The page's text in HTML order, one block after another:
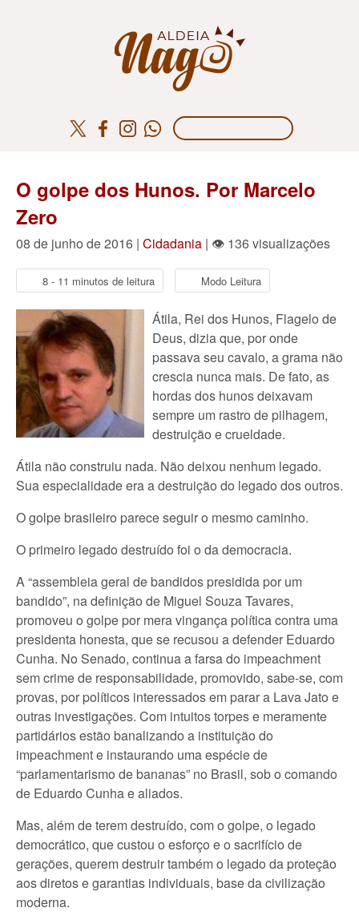
O golpe dos Hunos. Por Marcelo
Zero
08 de junho de 2016 | Cidadania | 👁 136 visualizações
8 - 11 minutos de leitura Modo Leitura
Átila, Rei dos Hunos, Flagelo de
Deus, dizia que, por onde
passava seu cavalo, a grama não
crescia nunca mais. De fato, as
hordas dos hunos deixavam
sempre um rastro de pilhagem,
destruição e crueldade.
Átila não construiu nada. Não deixou nenhum legado.
Sua especialidade era a destruição do legado dos outros.
O golpe brasileiro parece seguir o mesmo caminho.
O primeiro legado destruído foi o da democracia.
A “assembleia geral de bandidos presidida por um
bandido”, na definição de Miguel Souza Tavares,
promoveu o golpe por mera vingança política contra uma
presidenta honesta, que se recusou a defender Eduardo
Cunha. No Senado, continua a farsa do impeachment
sem crime de responsabilidade, promovido, sabe-se, com
provas, por políticos interessados em parar a Lava Jato e
outras investigações. Com intuitos torpes e meramente
partidários estão banalizando a instituição do
impeachment e instaurando uma espécie de
“parlamentarismo de bananas” no Brasil, sob o comando
de Eduardo Cunha e aliados.
Mas, além de terem destruído, com o golpe, o legado
democrático, que custou o esforço e o sacrifício de
gerações, querem destruir também o legado da proteção
aos diretos e garantias individuais, base da civilização
moderna.